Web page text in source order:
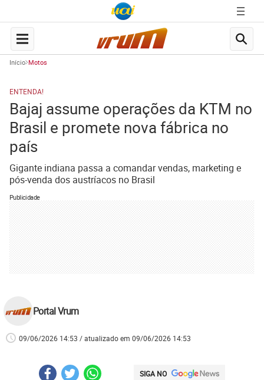
Início Motos
ENTENDA!
Bajaj assume operações da KTM no
Brasil e promete nova fábrica no
país
Gigante indiana passa a comandar vendas, marketing e
pós-venda dos austríacos no Brasil
Publicidade
Portal Vrum
09/06/2026 14:53 / atualizado em 09/06/2026 14:53
SIGA NO